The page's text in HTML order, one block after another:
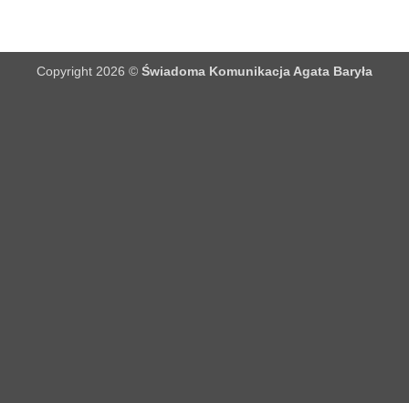
Copyright 2026 © Świadoma Komunikacja Agata Baryła